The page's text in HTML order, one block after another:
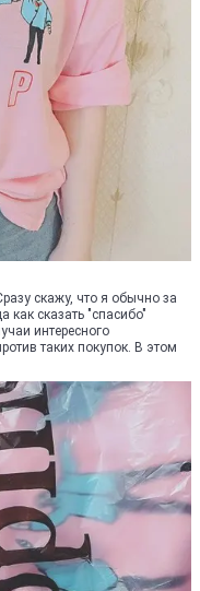
скажу, что я обычно за
сказать "спасибо"
интересного
таких покупок. В этом